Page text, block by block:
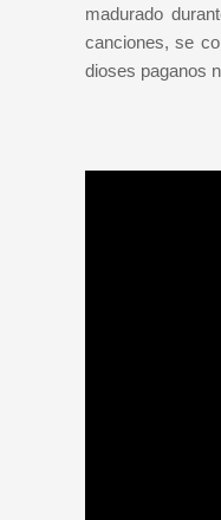
madurado
canciones, se
dioses paganos